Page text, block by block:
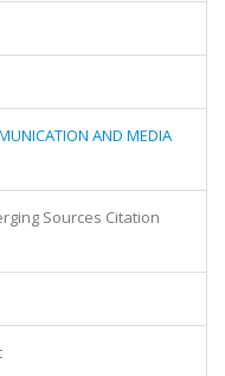
AND MEDIA
Sources Citation